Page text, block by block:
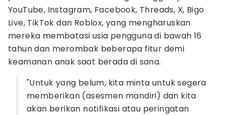
YouTube, Instagram, Facebook, Threads, X, Bigo
Live, TikTok dan Roblox, yang mengharuskan
mereka membatasi usia pengguna di bawah 16
tahun dan merombak beberapa fitur demi
keamanan anak saat berada di sana.
"Untuk yang belum, kita minta untuk segera
memberikan (asesmen mandiri) dan kita
akan berikan notifikasi atau peringatan